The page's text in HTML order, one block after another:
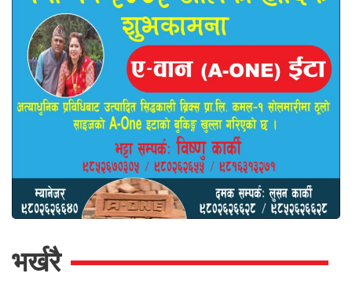
भर्खरै